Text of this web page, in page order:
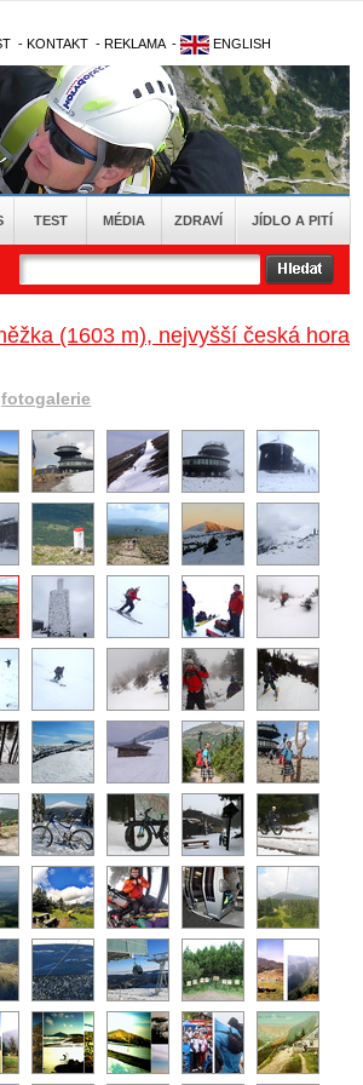
- KONTAKT - REKLAMA - ENGLISH
TEST MÉDIA ZDRAVÍ JÍDLO A PITÍ
(1603 m), nejvyšší česká hora
fotogalerie